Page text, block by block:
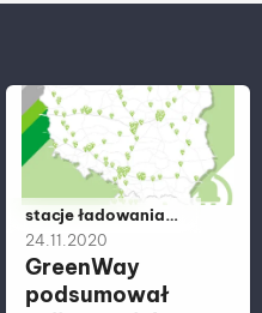
Należy do kategorii:
stacje ładowania,
samochód
elektryczny,
elektromobilność,
energetyka,
24.11.2020
GreenWay
podsumował